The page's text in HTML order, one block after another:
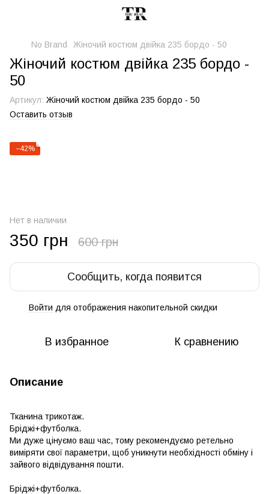
No Brand Жіночий костюм двійка 235 бордо - 50
Жіночий костюм двійка 235 бордо -
50
Артикул: Жіночий костюм двійка 235 бордо - 50
Оставить отзыв
−42%
Нет в наличии
350 грн 600 грн
Сообщить, когда появится
Войти для отображения накопительной скидки
В избранное К сравнению
Описание
Тканина трикотаж.
Бріджі+футболка.
Ми дуже цінуємо ваш час, тому рекомендуємо ретельно
виміряти свої параметри, щоб уникнути необхідності обміну і
зайвого відвідування пошти.
Бріджі+футболка.